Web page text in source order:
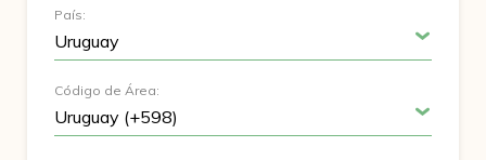
País:
Código de Área: